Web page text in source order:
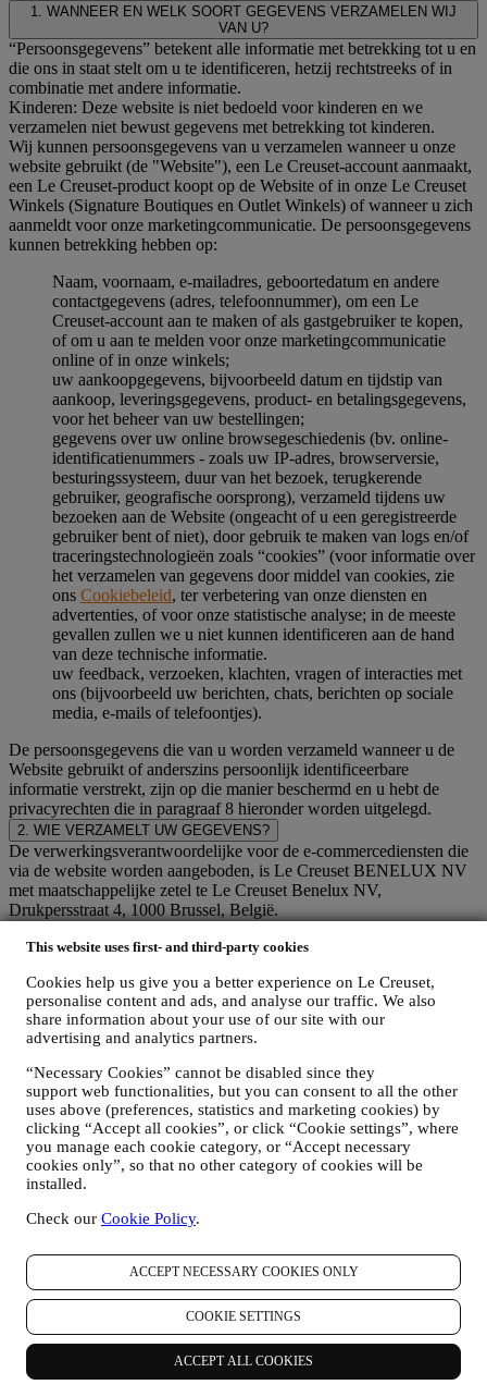
This website uses first- and third-party cookies
Cookies help us give you a better experience on Le Creuset,
personalise content and ads, and analyse our traffic. We also
share information about your use of our site with our
advertising and analytics partners.
“Necessary Cookies” cannot be disabled since they
support web functionalities, but you can consent to all the other
uses above (preferences, statistics and marketing cookies) by
clicking “Accept all cookies”, or click “Cookie settings”, where
you manage each cookie category, or “Accept necessary
cookies only”, so that no other category of cookies will be
installed.
Check our Cookie Policy.
ACCEPT NECESSARY COOKIES ONLY
COOKIE SETTINGS
ACCEPT ALL COOKIES
1. WANNEER EN WELK SOORT GEGEVENS VERZAMELEN WIJ
VAN U?
“Persoonsgegevens” betekent alle informatie met betrekking tot u en
die ons in staat stelt om u te identificeren, hetzij rechtstreeks of in
combinatie met andere informatie.
Kinderen: Deze website is niet bedoeld voor kinderen en we
verzamelen niet bewust gegevens met betrekking tot kinderen.
Wij kunnen persoonsgegevens van u verzamelen wanneer u onze
website gebruikt (de "Website"), een Le Creuset-account aanmaakt,
een Le Creuset-product koopt op de Website of in onze Le Creuset
Winkels (Signature Boutiques en Outlet Winkels) of wanneer u zich
aanmeldt voor onze marketingcommunicatie. De persoonsgegevens
kunnen betrekking hebben op:
Naam, voornaam, e-mailadres, geboortedatum en andere
contactgegevens (adres, telefoonnummer), om een Le
Creuset-account aan te maken of als gastgebruiker te kopen,
of om u aan te melden voor onze marketingcommunicatie
online of in onze winkels;
uw aankoopgegevens, bijvoorbeeld datum en tijdstip van
aankoop, leveringsgegevens, product- en betalingsgegevens,
voor het beheer van uw bestellingen;
gegevens over uw online browsegeschiedenis (bv. online-
identificatienummers - zoals uw IP-adres, browserversie,
besturingssysteem, duur van het bezoek, terugkerende
gebruiker, geografische oorsprong), verzameld tijdens uw
bezoeken aan de Website (ongeacht of u een geregistreerde
gebruiker bent of niet), door gebruik te maken van logs en/of
traceringstechnologieën zoals “cookies” (voor informatie over
het verzamelen van gegevens door middel van cookies, zie
ons Cookiebeleid, ter verbetering van onze diensten en
advertenties, of voor onze statistische analyse; in de meeste
gevallen zullen we u niet kunnen identificeren aan de hand
van deze technische informatie.
uw feedback, verzoeken, klachten, vragen of interacties met
ons (bijvoorbeeld uw berichten, chats, berichten op sociale
media, e-mails of telefoontjes).
De persoonsgegevens die van u worden verzameld wanneer u de
Website gebruikt of anderszins persoonlijk identificeerbare
informatie verstrekt, zijn op die manier beschermd en u hebt de
privacyrechten die in paragraaf 8 hieronder worden uitgelegd.
2. WIE VERZAMELT UW GEGEVENS?
De verwerkingsverantwoordelijke voor de e-commercediensten die
via de website worden aangeboden, is Le Creuset BENELUX NV
met maatschappelijke zetel te Le Creuset Benelux NV,
Drukpersstraat 4, 1000 Brussel, België.
ontvangen, worden uw gegevens onderdeel van de
gegevensbeheerder wordt beheerd door Le Creuset Group AG, met
het kantoor in Hofstrasse 1A,Neuhofstrasse 4 , Baar, Zugo, 6340
Zwitserland (die Le Creuset SL, BTW-nummer B62153630, met
kantoor in Paseo de Gracia 9, 2º, 08007 Barcelona, Spanje, heeft
aangesteld als vertegenwoordiger in de EU), op basis van een
overeenkomst tot gezamenlijke zeggenschap die in wezen voorziet
in (a) Le Creuset Group AG die verantwoordelijk is voor de
algemene strategie met betrekking tot marketing en
gepersonaliseerde klantervaring; (b) lokale Le Creuset-entiteiten die
profiteren van deze strategie en deze uitvoeren, alsmede
onafhankelijk marketingcommunicatie/initiatieven ontwikkelen op
beheerders die nodig zijn om de verzoeken van uw betrokkene om
3. WAAROM VERZAMELEN WIJ DEZE GEGEVENS?
Wij kunnen uw gegevens verwerken voor de volgende doeleinden:
VOOR ONZE WETTELIJKE VERPLICHTINGEN
Mogelijk moeten we bepaalde gegevens over u verwerken om
te voldoen aan onze wettelijke verplichtingen en andere
verplichtingen die voortvloeien uit instructies van de overheid.